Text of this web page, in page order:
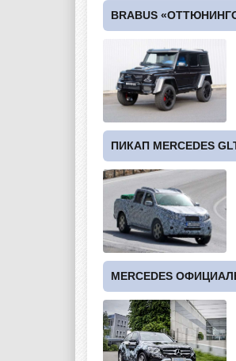
BRABUS
ПИКАП MERCEDES
MERCEDES